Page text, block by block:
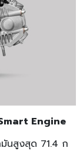
Engine
มันสูงสุด 71.4 ก